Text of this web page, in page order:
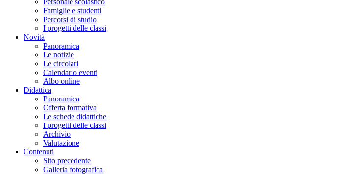
Famiglie e studenti
Percorsi di studio
I progetti delle classi
Novità
Panoramica
Le notizie
Le circolari
Calendario eventi
Albo online
Didattica
Panoramica
Offerta formativa
Le schede didattiche
I progetti delle classi
Archivio
Valutazione
Contenuti
Sito precedente
Galleria fotografica